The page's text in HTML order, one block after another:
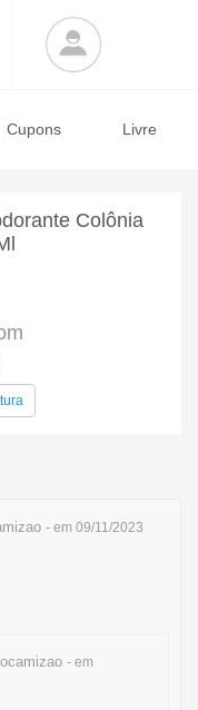
Cupons Livre
Colônia
- em 09/11/2023
- em